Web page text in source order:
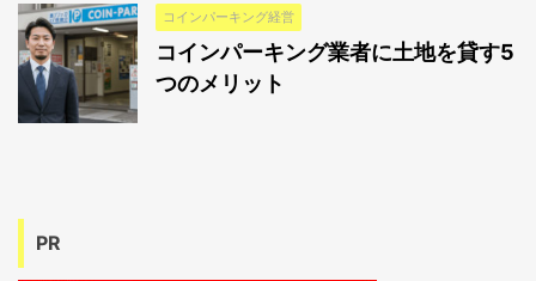
コインパーキング経営
コインパーキング業者に土地を貸す5
つのメリット
PR